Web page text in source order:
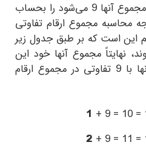
آنها 9 می‌شود را بحساب
محاسبه مجموع ارقام تفاوتی
است که بر طبق جدول زیر
نهایتاً مجموع آنها خود این
با 9 تفاوتی در مجموع ارقام
1 + 9 = 10 =
2 + 9 = 11 =